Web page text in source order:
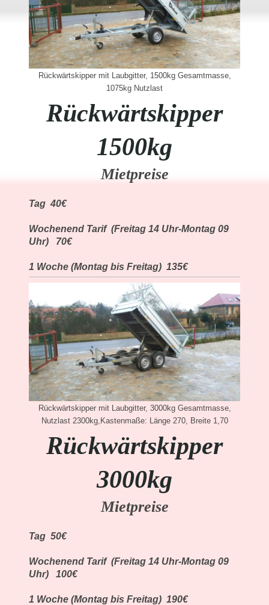
Rückwärtskipper mit Laubgitter, 1500kg Gesamtmasse,
1075kg Nutzlast
Rückwärtskipper
1500kg
Mietpreise
Tag 40€
Wochenend Tarif (Freitag 14 Uhr-Montag 09
Uhr) 70€
1 Woche (Montag bis Freitag) 135€
Rückwärtskipper mit Laubgitter, 3000kg Gesamtmasse,
Nutzlast 2300kg,Kastenmaße: Länge 270, Breite 1,70
Rückwärtskipper
3000kg
Mietpreise
Tag 50€
Wochenend Tarif (Freitag 14 Uhr-Montag 09
Uhr) 100€
1 Woche (Montag bis Freitag) 190€